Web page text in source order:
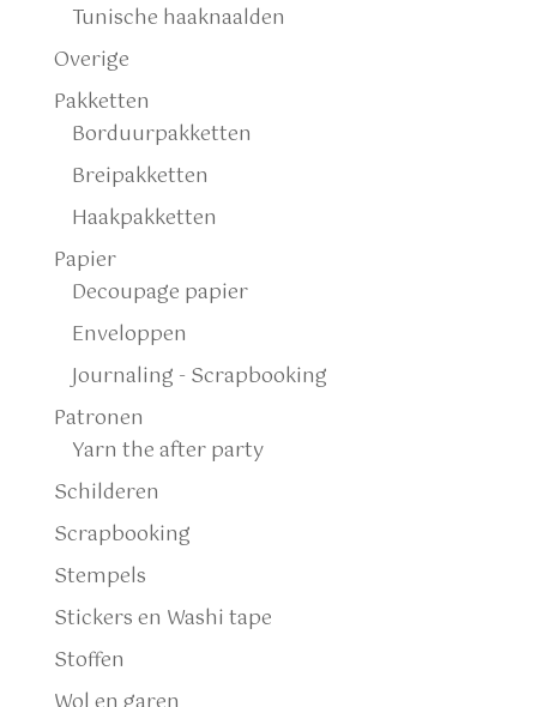
Tunische haaknaalden
Overige
Pakketten
Borduurpakketten
Breipakketten
Haakpakketten
Papier
Decoupage papier
Enveloppen
Journaling - Scrapbooking
Patronen
Yarn the after party
Schilderen
Scrapbooking
Stempels
Stickers en Washi tape
Stoffen